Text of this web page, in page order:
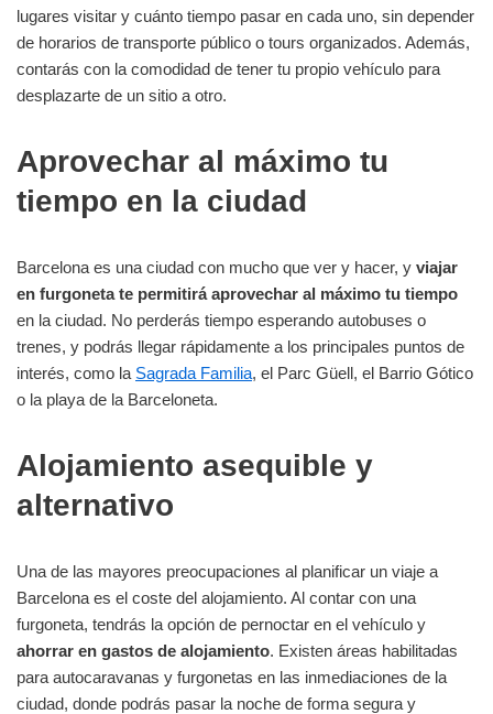
lugares visitar y cuánto tiempo pasar en cada uno, sin depender
de horarios de transporte público o tours organizados. Además,
contarás con la comodidad de tener tu propio vehículo para
desplazarte de un sitio a otro.
Aprovechar al máximo tu
tiempo en la ciudad
Barcelona es una ciudad con mucho que ver y hacer, y viajar
en furgoneta te permitirá aprovechar al máximo tu tiempo
en la ciudad. No perderás tiempo esperando autobuses o
trenes, y podrás llegar rápidamente a los principales puntos de
interés, como la Sagrada Familia, el Parc Güell, el Barrio Gótico
o la playa de la Barceloneta.
Alojamiento asequible y
alternativo
Una de las mayores preocupaciones al planificar un viaje a
Barcelona es el coste del alojamiento. Al contar con una
furgoneta, tendrás la opción de pernoctar en el vehículo y
ahorrar en gastos de alojamiento. Existen áreas habilitadas
para autocaravanas y furgonetas en las inmediaciones de la
ciudad, donde podrás pasar la noche de forma segura y